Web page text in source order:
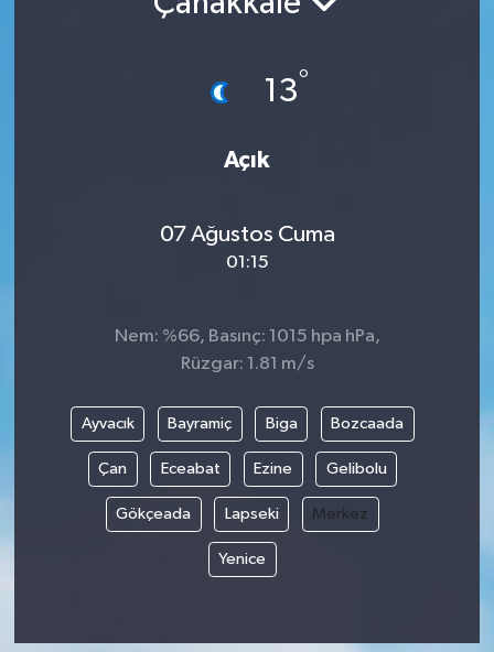
13°
Açık
07 Ağustos Cuma
01:15
Nem: %66, Basınç: 1015 hpa hPa,
Rüzgar: 1.81 m/s
Ayvacık Bayramiç Biga Bozcaada
Çan Eceabat Ezine Gelibolu
Gökçeada Lapseki Merkez
Yenice